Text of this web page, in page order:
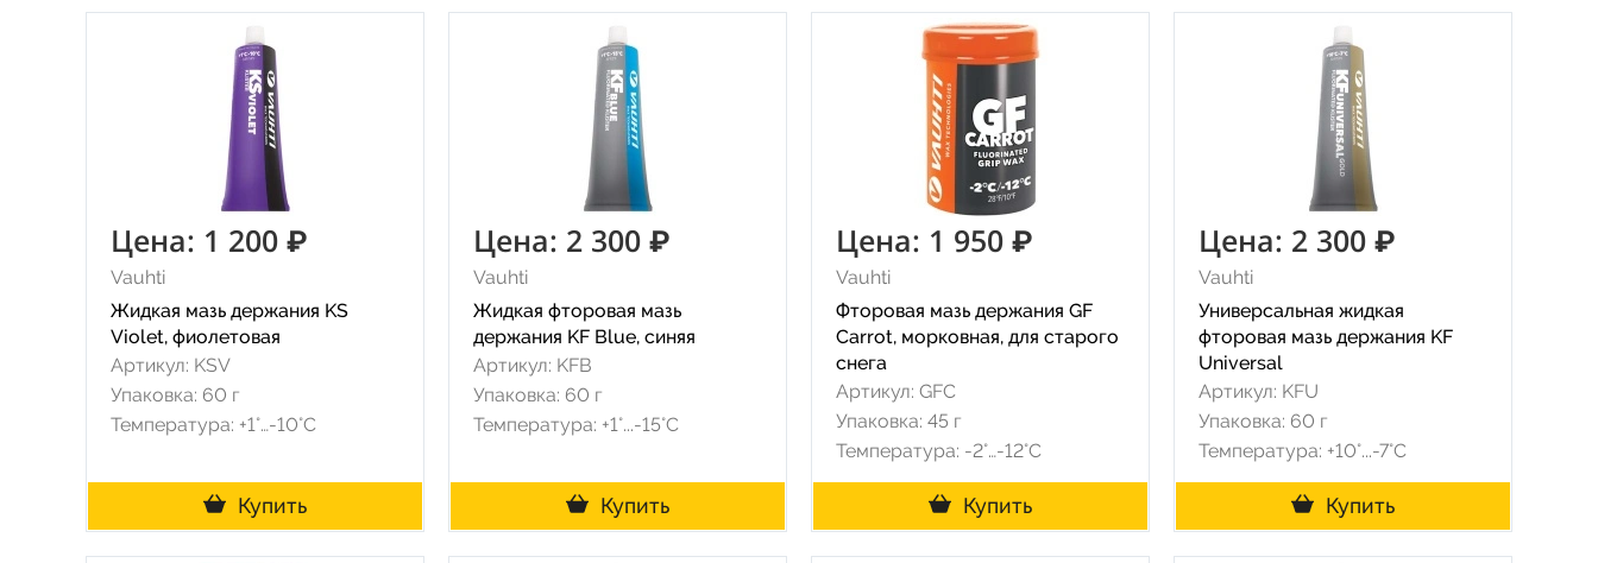
Цена: 1 200 ₽
Vauhti
Жидкая мазь держания KS
Violet, фиолетовая
Артикул: KSV
Упаковка: 60 г
Температура: +1°…-10°C
Купить
Цена: 2 300 ₽
Vauhti
Жидкая фторовая мазь
держания KF Blue, синяя
Артикул: KFB
Упаковка: 60 г
Температура: +1°...-15°С
Купить
Цена: 1 950 ₽
Vauhti
Фторовая мазь держания GF
Carrot, морковная, для старого
снега
Артикул: GFC
Упаковка: 45 г
Температура: -2°…-12°C
Купить
Цена: 2 300 ₽
Vauhti
Универсальная жидкая
фторовая мазь держания KF
Universal
Артикул: KFU
Упаковка: 60 г
Температура: +10°...-7°С
Купить